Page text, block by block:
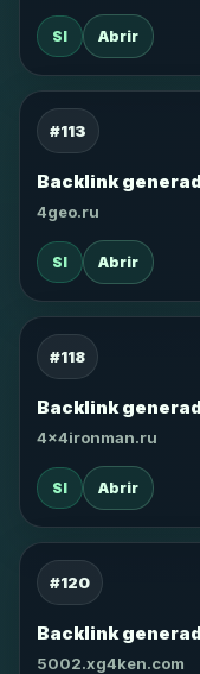
SI Abrir
#113
Backlink
4geo.ru
SI Abrir
#118
Backlink
4x4ironman.ru
SI Abrir
#120
Backlink
5002.xg4ken.com